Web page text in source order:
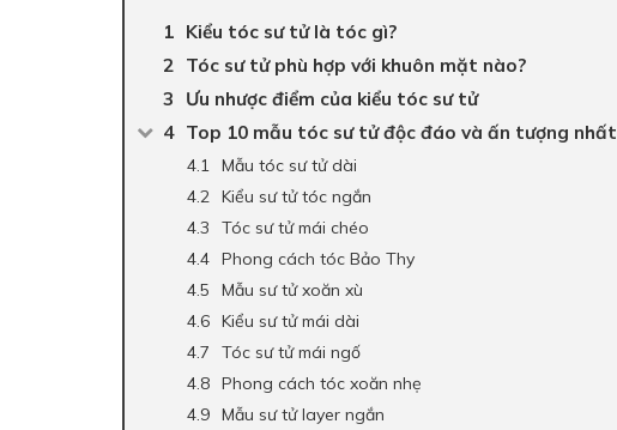
Kiểu tóc sư tử là tóc gì?
Tóc sư tử phù hợp với khuôn mặt nào?
Ưu nhược điểm của kiểu tóc sư tử
Top 10 mẫu tóc sư tử độc đáo và ấn tượng nhất
Mẫu tóc sư tử dài
Kiểu sư tử tóc ngắn
Tóc sư tử mái chéo
Phong cách tóc Bảo Thy
Mẫu sư tử xoăn xù
Kiểu sư tử mái dài
Tóc sư tử mái ngố
Phong cách tóc xoăn nhẹ
Mẫu sư tử layer ngắn